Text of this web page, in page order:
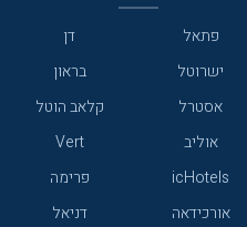
פתאל
דן
ישרוטל
בראון
אסטרל
קלאב הוטל
אוליב
Vert
icHotels
פרימה
אורכידאה
דניאל